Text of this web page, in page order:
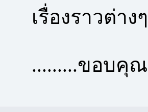
เรื่องราวต่า
.........ขอบคุณ